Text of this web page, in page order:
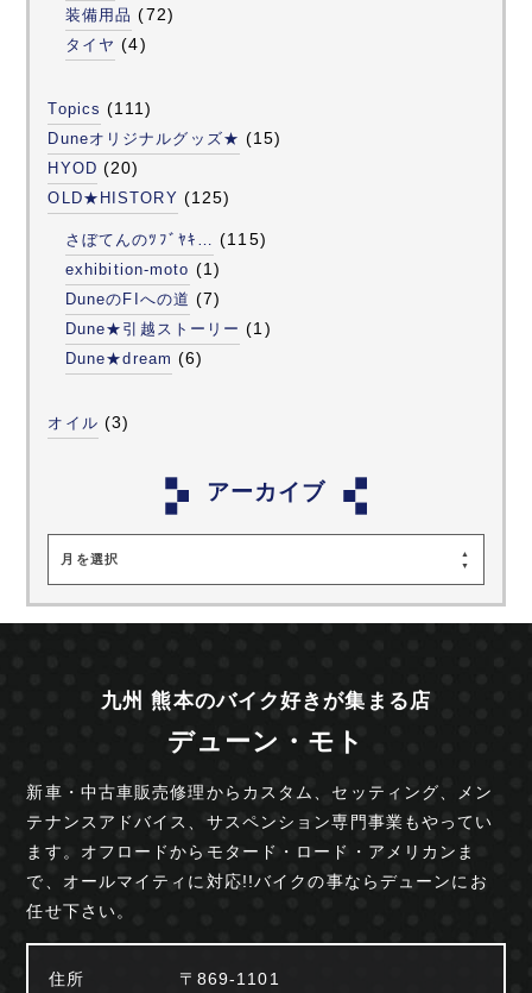
装備用品 (72)
タイヤ (4)
Topics (111)
Duneオリジナルグッズ★ (15)
HYOD (20)
OLD★HISTORY (125)
さぼてんのﾂﾌﾞﾔｷ… (115)
exhibition-moto (1)
DuneのFIへの道 (7)
Dune★引越ストーリー (1)
Dune★dream (6)
オイル (3)
アーカイブ
月を選択
九州 熊本のバイク好きが集まる店
デューン・モト
新車・中古車販売修理からカスタム、セッティング、
メン
テナンスアドバイス、サスペンション専門事業もやってい
ます。オフロードからモタード・ロード・ アメリカンま
で、オールマイティに対応!!バイクの事ならデューンにお
任せ下さい。
住所
〒869-1101